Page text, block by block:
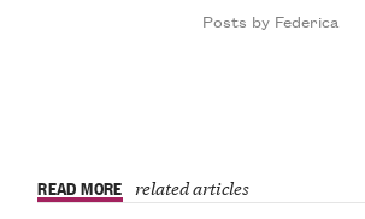
Posts by Federica
READ MORE related articles